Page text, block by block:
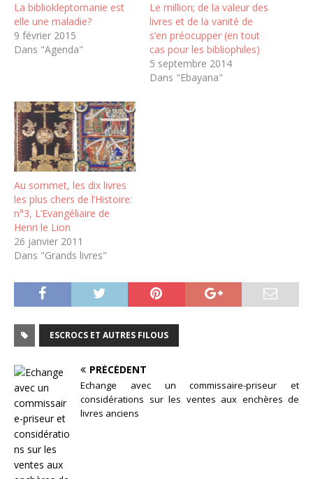
La bibliokleptomanie est
elle une maladie?
9 février 2015
Dans "Agenda"
Le million; de la valeur des
livres et de la vanité de
s’en préocupper (en tout
cas pour les bibliophiles)
5 septembre 2014
Dans "Ebayana"
Au sommet, les dix livres
les plus chers de l’Histoire:
n°3, L’Evangéliaire de
Henri le Lion
26 janvier 2011
Dans "Grands livres"
ESCROCS ET AUTRES FILOUS
PRÉCÉDENT
Echange avec un commissaire-priseur et
considérations sur les ventes aux enchères de
livres anciens